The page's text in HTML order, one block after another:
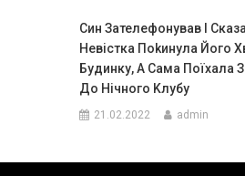
Син Зателефонував І
Невістка Поkинула Його
Будинку, А Сама Поїхала
До Нічного Kлубу
21.02.2022 admin